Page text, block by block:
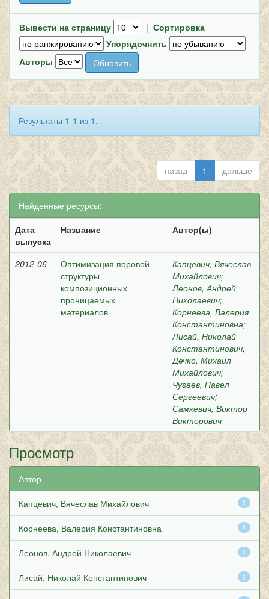
Вывести на страницу | Сортировка
Упорядочнить
Авторы
Результаты 1-1 из 1.
назад 1 дальше
Найденные ресурсы:
Дата
выпуска
Название Автор(ы)
2012-06
Оптимизация поровой
структуры
композиционных
проницаемых
материалов
Капцевич, Вячеслав
Михайлович;
Леонов, Андрей
Николаевич;
Корнеева, Валерия
Константиновна;
Лисай, Николай
Константинович;
Дечко, Михаил
Михайлович;
Чугаев, Павел
Сергеевич;
Самкевич, Виктор
Викторович
Просмотр
Автор
1
Капцевич, Вячеслав Михайлович
1
Корнеева, Валерия Константиновна
1
Леонов, Андрей Николаевич
1
Лисай, Николай Константинович